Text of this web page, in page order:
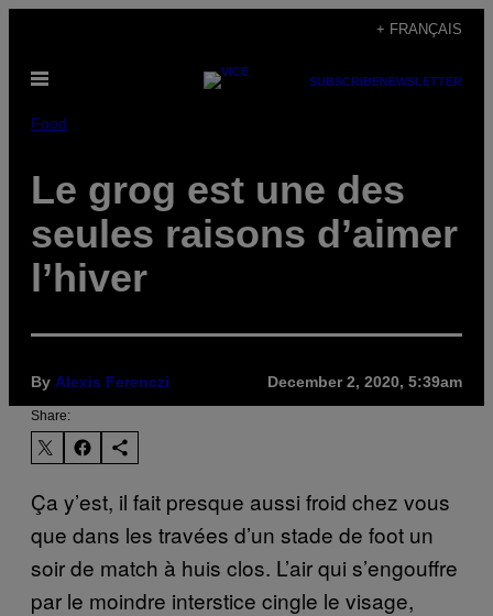
content
+ FRANÇAIS
Open
SUBSCRIBENEWSLETTER
Food
Le grog est une des
seules raisons d’aimer
l’hiver
By Alexis Ferenczi December 2, 2020, 5:39am
Share:
Ça y’est, il fait presque aussi froid chez vous
que dans les travées d’un stade de foot un
soir de match à huis clos. L’air qui s’engouffre
par le moindre interstice cingle le visage,